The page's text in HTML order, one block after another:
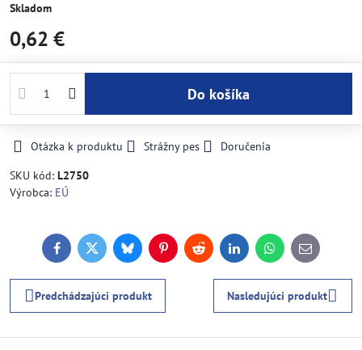
Skladom
0,62 €
Do košíka
Otázka k produktu Strážny pes
Doručenia
SKU kód: L2750
Výrobca: EÚ
FacebookTwitterBlueskyPinterestReddit LinkedInWhatsApp
E-
mail
Predchádzajúci produkt Nasledujúci produkt